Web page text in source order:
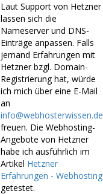
Laut Support von Hetzner
lassen sich die
Nameserver und DNS-
Einträge anpassen. Falls
jemand Erfahrungen mit
Hetzner bzgl. Domain-
Registrierung hat, würde
ich mich über eine E-Mail
an
info@webhosterwissen.de
freuen. Die Webhosting-
Angebote von Hetzner
habe ich ausführlich im
Artikel Hetzner
Erfahrungen - Webhosting
getestet.